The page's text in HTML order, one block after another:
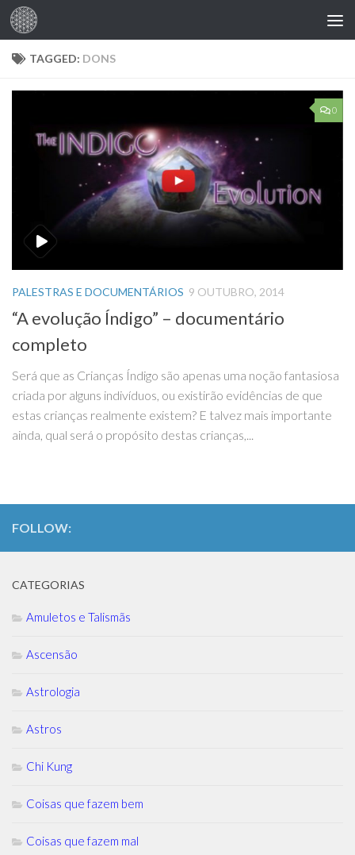
Skip to content
TAGGED: DONS
0
PALESTRAS E DOCUMENTÁRIOS 9 OUTUBRO, 2014
“A evolução Índigo” – documentário
completo
Será que as Crianças Índigo são apenas uma noção fantasiosa
criada por alguns indivíduos, ou existirão evidências de que
estas crianças realmente existem? E talvez mais importante
ainda, qual será o propósito destas crianças,...
FOLLOW:
CATEGORIAS
Amuletos e Talismãs
Ascensão
Astrologia
Astros
Chi Kung
Coisas que fazem bem
Coisas que fazem mal